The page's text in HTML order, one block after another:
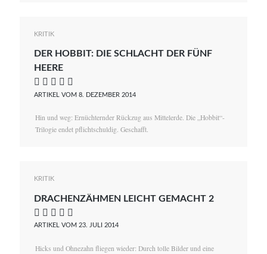
KRITIK
DER HOBBIT: DIE SCHLACHT DER FÜNF
HEERE
    
ARTIKEL VOM 8. DEZEMBER 2014
Hin und weg: Ernüchternder Rückzug aus Mittelerde. Die „Hobbit“-
Trilogie endet pflichtschuldig. Geschafft.
KRITIK
DRACHENZÄHMEN LEICHT GEMACHT 2
    
ARTIKEL VOM 23. JULI 2014
Hicks und Ohnezahn fliegen wieder: Durch tolle Bilder und eine